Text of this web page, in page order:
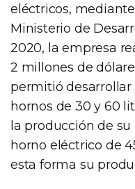
eléctricos,
Ministerio de
2020, la empresa
2 millones de
permitió
hornos de 30 y 60
la producción de
horno eléctrico de
esta forma su